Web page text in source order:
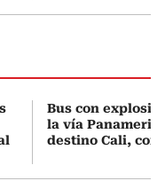
Bus con
la vía
destino Cali,